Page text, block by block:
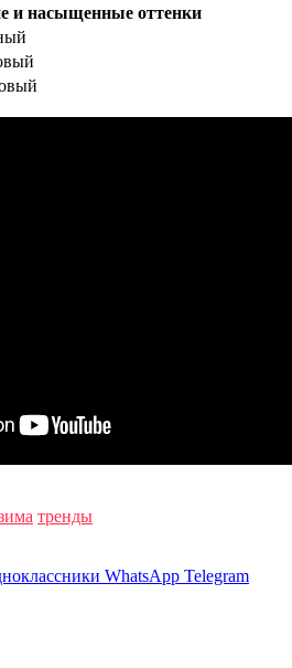
и насыщенные оттенки
тренды
WhatsApp Telegram